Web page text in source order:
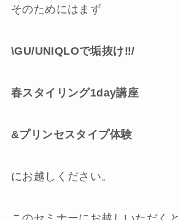
そのためにはまず
\GU/UNIQLOで垢抜け‼︎/
春スタイリング1day講座
&プリンセスタイプ体験
にお越しください。